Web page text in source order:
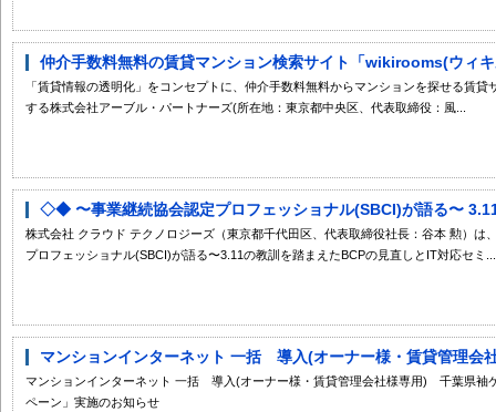
仲介手数料無料の賃貸マンション検索サイト「wikirooms(ウィ
「賃貸情報の透明化」をコンセプトに、仲介手数料無料からマンションを探せる賃
する株式会社アーブル・パートナーズ(所在地：東京都中央区、代表取締役：風...
◇◆ 〜事業継続協会認定プロフェッショナル(SBCI)が語る〜
株式会社 クラウド テクノロジーズ（東京都千代田区、代表取締役社長：谷本 勲）は
プロフェッショナル(SBCI)が語る〜3.11の教訓を踏まえたBCPの見直しとIT対応セミ...
マンションインターネット 一括 導入(オーナー様・賃貸管理
マンションインターネット 一括 導入(オーナー様・賃貸管理会社様専用) 千葉県
ペーン」実施のお知らせ